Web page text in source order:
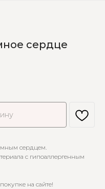
сердце
сердцем.
с гипоаллергенным
на сайте!